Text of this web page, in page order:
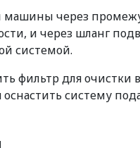
через
и через шланг
системой.
фильтр для
систему